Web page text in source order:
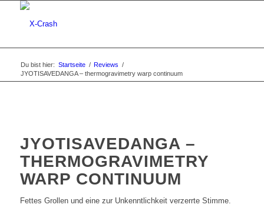
Du bist hier: Startseite / Reviews /
JYOTISAVEDANGA – thermogravimetry warp continuum
JYOTISAVEDANGA –
THERMOGRAVIMETRY
WARP CONTINUUM
Fettes Grollen und eine zur Unkenntlichkeit verzerrte Stimme.